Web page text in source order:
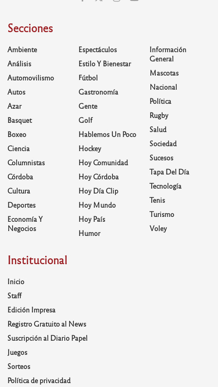
Secciones
Ambiente
Análisis
Automovilismo
Autos
Azar
Basquet
Boxeo
Ciencia
Columnistas
Córdoba
Cultura
Deportes
Economía Y
Negocios
Espectáculos
Estilo Y Bienestar
Fútbol
Gastronomía
Gente
Golf
Hablemos Un Poco
Hockey
Hoy Comunidad
Hoy Córdoba
Hoy Día Clip
Hoy Mundo
Hoy País
Humor
Información
General
Mascotas
Nacional
Política
Rugby
Salud
Sociedad
Sucesos
Tapa Del Día
Tecnología
Tenis
Turismo
Voley
Institucional
Inicio
Staff
Edición Impresa
Registro Gratuito al News
Suscripción al Diario Papel
Juegos
Sorteos
Política de privacidad